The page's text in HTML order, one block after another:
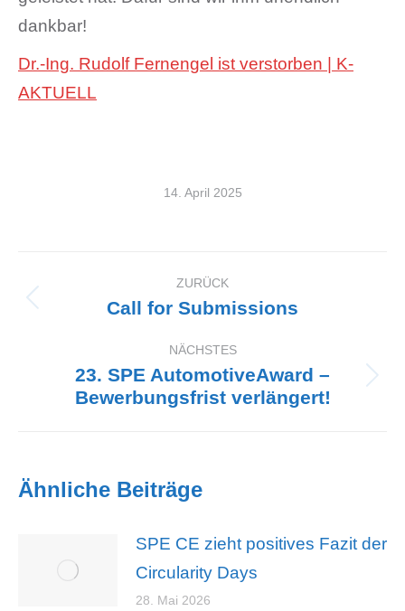
dankbar!
Dr.-Ing. Rudolf Fernengel ist verstorben | K-
AKTUELL
14. April 2025
Kommentarnavigation
ZURÜCK
Vorheriger
Call for Submissions
NÄCHSTES
Nächster
23. SPE AutomotiveAward –
Bewerbungsfrist verlängert!
Ähnliche Beiträge
SPE CE zieht positives Fazit der
Circularity Days
28. Mai 2026